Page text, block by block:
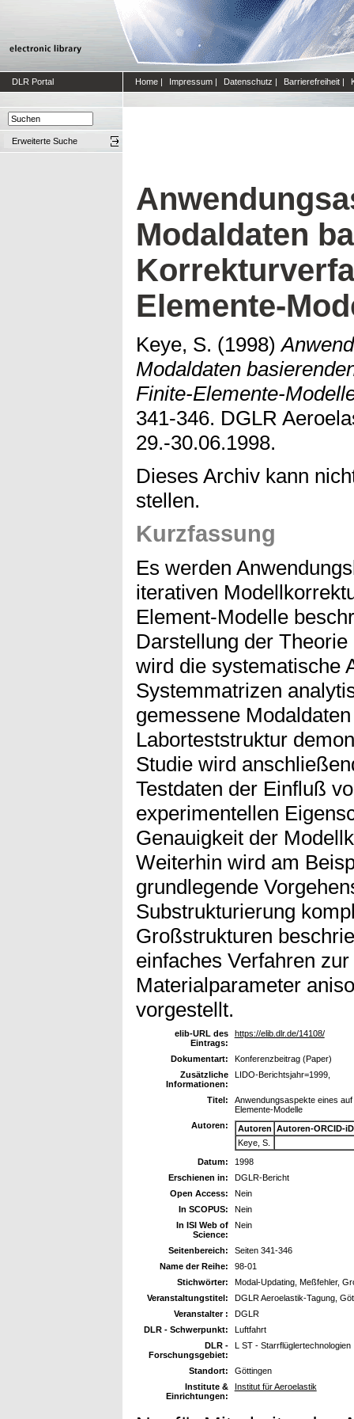
DLR Portal Home | Impressum | Datenschutz | Barrierefreiheit |
Erweiterte Suche
Modaldaten
Elemente-
Keye, S. (1998)
Modaldaten
Finite-Elemente-
341-346. DGLR
29.-30.06.1998.
Dieses Archiv kann
stellen.
Kurzfassung
Es werden
iterativen
Element-Modelle
Darstellung der
wird die systematische
Systemmatrizen
gemessene
Laborteststruktur
Studie wird
Testdaten der Einfluß
experimentellen
Genauigkeit der
Weiterhin wird am
grundlegende
Substrukturierung
Großstrukturen
einfaches Verfahren
Materialparameter
vorgestellt.
elib-URL des
Eintrags:
https://elib.dlr.de/14108/
Dokumentart:
Konferenzbeitrag (Paper)
Zusätzliche
Informationen:
LIDO-Berichtsjahr=1999,
Titel:
Anwendungsaspekte eines
Elemente-Modelle
Autoren:
Autoren Autoren-ORCID-iD
Keye, S.
Datum:
1998
Erschienen in:
DGLR-Bericht
Open Access:
Nein
In SCOPUS:
Nein
In ISI Web of
Science:
Nein
Seitenbereich:
Seiten 341-346
Name der Reihe:
98-01
Stichwörter:
Modal-Updating, Meßfehler,
Veranstaltungstitel:
DGLR Aeroelastik-Tagung,
Veranstalter :
DGLR
DLR - Schwerpunkt:
Luftfahrt
DLR -
Forschungsgebiet:
L ST - Starrflüglertechnologien
Standort:
Göttingen
Institute &
Einrichtungen:
Institut für Aeroelastik